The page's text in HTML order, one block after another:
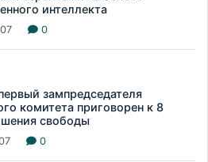
интеллекта
0
зампредседателя
комитета приговорен к 8
свободы
0